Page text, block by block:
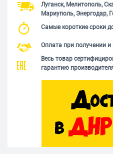
Луганск, Мелитополь,
Мариуполь, Энергодар,
Самые короткие сроки
Оплата при получении и
Весь товар
гарантию